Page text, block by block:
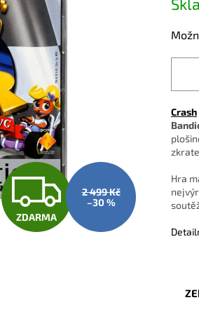
Z
D
ZDARMA
2 499 Kč
–30 %
cena:
Crash
Hra